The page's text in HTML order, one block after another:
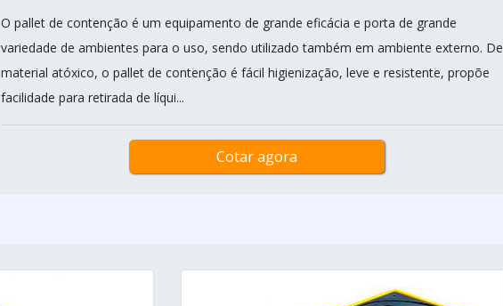
O pallet de contenção é um equipamento de grande eficácia e porta de grande
variedade de ambientes para o uso, sendo utilizado também em ambiente externo. De
material atóxico, o pallet de contenção é fácil higienização, leve e resistente, propõe
facilidade para retirada de líqui...
Cotar agora